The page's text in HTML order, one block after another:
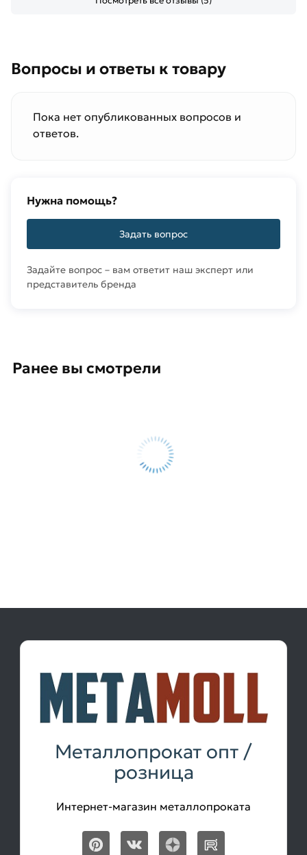
Вопросы и ответы к товару
Пока нет опубликованных вопросов и
ответов.
Нужна помощь?
Задать вопрос
Задайте вопрос – вам ответит наш эксперт или
представитель бренда
Ранее вы смотрели
Металлопрокат опт /
розница
Интернет-магазин металлопроката